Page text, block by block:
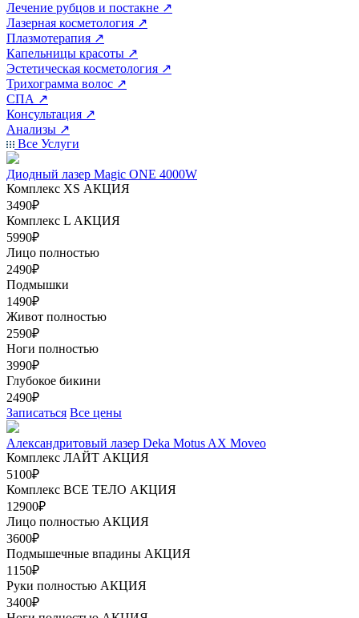
Лечение рубцов и постакне ↗
Лазерная косметология ↗
Плазмотерапия ↗
Капельницы красоты ↗
Эстетическая косметология ↗
Трихограмма волос ↗
СПА ↗
Консультация ↗
Анализы ↗
Все Услуги
Диодный лазер Magic ONE 4000W
Комплекс ХS АКЦИЯ
3490₽
Комплекс L АКЦИЯ
5990₽
Лицо полностью
2490₽
Подмышки
1490₽
Живот полностью
2590₽
Ноги полностью
3990₽
Глубокое бикини
2490₽
Записаться Все цены
Александритовый лазер Deka Motus AX Moveo
Комплекс ЛАЙТ АКЦИЯ
5100₽
Комплекс ВСЕ ТЕЛО АКЦИЯ
12900₽
Лицо полностью АКЦИЯ
3600₽
Подмышечные впадины АКЦИЯ
1150₽
Руки полностью АКЦИЯ
3400₽